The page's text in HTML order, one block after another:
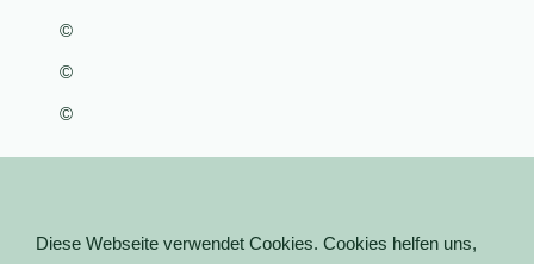
©
©
©
Diese Webseite verwendet Cookies. Cookies helfen uns,